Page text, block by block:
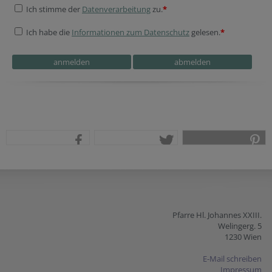
Ich stimme der Datenverarbeitungzu.*
Ich habe die Informationen zum Datenschutz gelesen.*
Pfarre Hl. Johannes XXIII.
Welingerg. 5
1230 Wien
E-Mail schreiben
Impressum